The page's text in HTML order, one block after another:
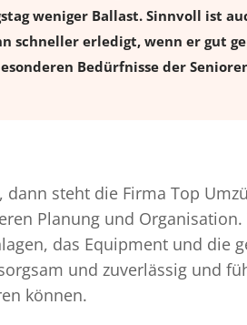
weniger Ballast. Sinnvoll ist
schneller erledigt, wenn er gut
Bedürfnisse der
steht die Firma Top
Planung und
das Equipment und die
und zuverlässig und
können.